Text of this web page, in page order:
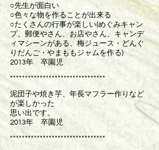
○先生が面白い
○色々な物を作ることが出来る
○たくさんの行事が楽しい(めぐみキャン
プ、郵便やさん、お店やさん、キャンデ
ィマシーンがある、梅ジュース・どんぐ
りだんご・やまももジャムを作る)
2013年 卒園児
********************************
泥団子や焼き芋、年長マフラー作りなど
が楽しかった
思い出です。
2013年 卒園児
********************************